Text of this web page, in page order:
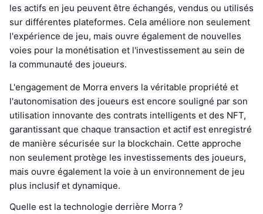
les actifs en jeu peuvent être échangés, vendus ou utilisés
sur différentes plateformes. Cela améliore non seulement
l'expérience de jeu, mais ouvre également de nouvelles
voies pour la monétisation et l'investissement au sein de
la communauté des joueurs.
L'engagement de Morra envers la véritable propriété et
l'autonomisation des joueurs est encore souligné par son
utilisation innovante des contrats intelligents et des NFT,
garantissant que chaque transaction et actif est enregistré
de manière sécurisée sur la blockchain. Cette approche
non seulement protège les investissements des joueurs,
mais ouvre également la voie à un environnement de jeu
plus inclusif et dynamique.
Quelle est la technologie derrière Morra ?